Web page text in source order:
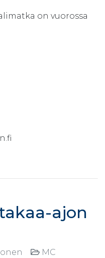
on vuorossa
ajon
MC